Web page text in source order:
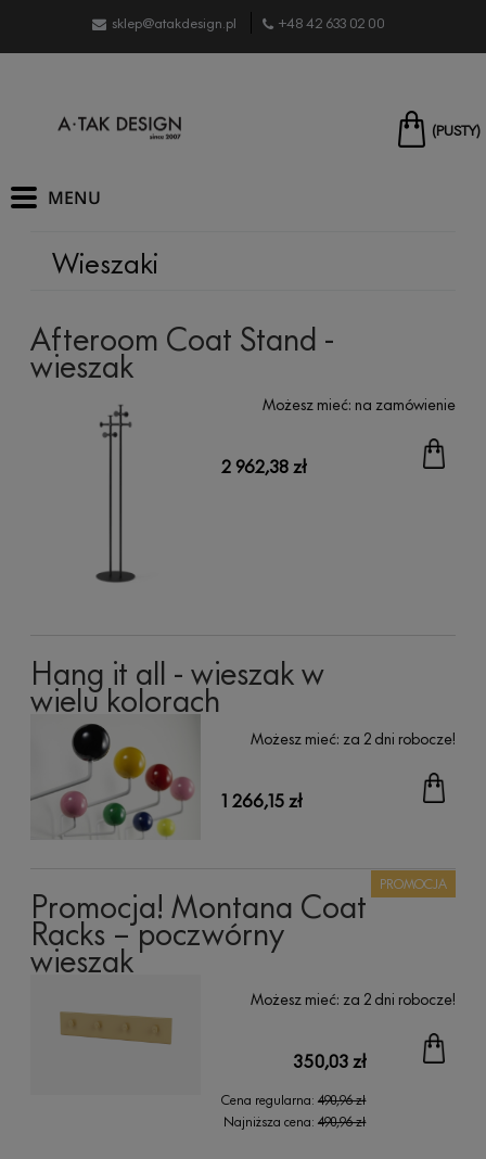
sklep@atakdesign.pl +48 42 633 02 00
(PUSTY)
Wieszaki
Afteroom Coat Stand -
wieszak
Możesz mieć: na zamówienie
2 962,38 zł
Hang it all - wieszak w
wielu kolorach
Możesz mieć: za 2 dni robocze!
1 266,15 zł
Promocja! Montana Coat
Racks – poczwórny
wieszak
Możesz mieć: za 2 dni robocze!
350,03 zł
Cena regularna:490,96 zł
Najniższa cena:490,96 zł
PROMOCJA